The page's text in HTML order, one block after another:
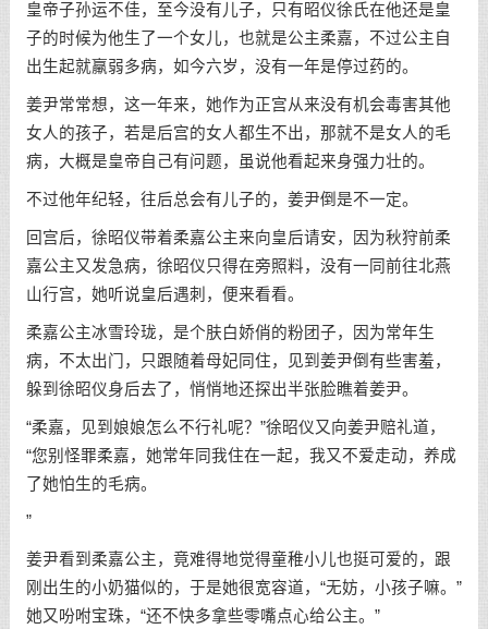
皇帝子孙运不佳，至今没有儿子，只有昭仪徐氏在他还是皇
子的时候为他生了一个女儿，也就是公主柔嘉，不过公主自
出生起就羸弱多病，如今六岁，没有一年是停过药的。
姜尹常常想，这一年来，她作为正宫从来没有机会毒害其他
女人的孩子，若是后宫的女人都生不出，那就不是女人的毛
病，大概是皇帝自己有问题，虽说他看起来身强力壮的。
不过他年纪轻，往后总会有儿子的，姜尹倒是不一定。
回宫后，徐昭仪带着柔嘉公主来向皇后请安，因为秋狩前柔
嘉公主又发急病，徐昭仪只得在旁照料，没有一同前往北燕
山行宫，她听说皇后遇刺，便来看看。
柔嘉公主冰雪玲珑，是个肤白娇俏的粉团子，因为常年生
病，不太出门，只跟随着母妃同住，见到姜尹倒有些害羞，
躲到徐昭仪身后去了，悄悄地还探出半张脸瞧着姜尹。
“柔嘉，见到娘娘怎么不行礼呢？”徐昭仪又向姜尹赔礼道，
“您别怪罪柔嘉，她常年同我住在一起，我又不爱走动，养成
了她怕生的毛病。
”
姜尹看到柔嘉公主，竟难得地觉得童稚小儿也挺可爱的，跟
刚出生的小奶猫似的，于是她很宽容道，“无妨，小孩子嘛。”
她又吩咐宝珠，“还不快多拿些零嘴点心给公主。”